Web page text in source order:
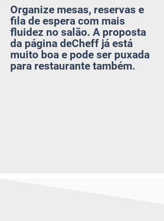
Organize mesas, reservas e
fila de espera com mais
fluidez no salão. A proposta
da página deCheff já está
muito boa e pode ser puxada
para restaurante também.